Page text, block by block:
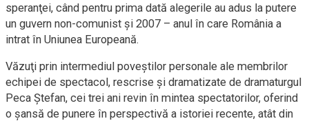
speranţei, când pentru prima dată alegerile au adus la putere
un guvern non-comunist şi 2007 – anul în care România a
intrat în Uniunea Europeană.
Văzuţi prin intermediul poveştilor personale ale membrilor
echipei de spectacol, rescrise şi dramatizate de dramaturgul
Peca Ştefan, cei trei ani revin în mintea spectatorilor, oferind
o şansă de punere în perspectivă a istoriei recente, atât din